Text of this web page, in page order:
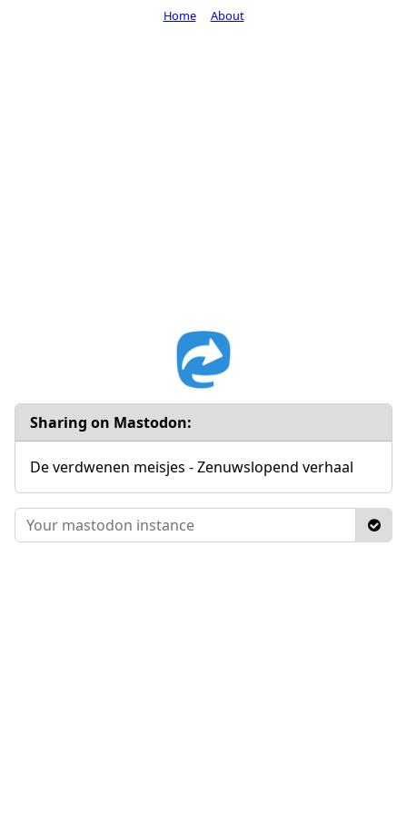
Sharing on Mastodon:
De verdwenen meisjes - Zenuwslopend verhaal
Home About